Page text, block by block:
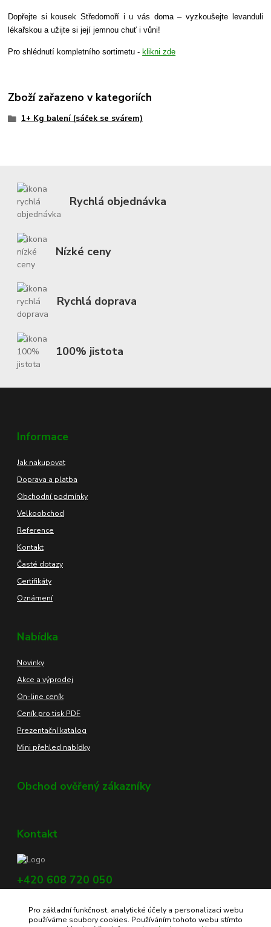
Dopřejte si kousek Středomoří i u vás doma – vyzkoušejte levanduli
lékařskou a užijte si její jemnou chuť i vůni!
Pro shlédnutí kompletního sortimetu - klikni zde
Zboží zařazeno v kategoriích
1+ Kg balení (sáček se svárem)
Rychlá objednávka
Nízké ceny
Rychlá doprava
100% jistota
Informace
Jak nakupovat
Doprava a platba
Obchodní podmínky
Velkoobchod
Reference
Kontakt
Časté dotazy
Certifikáty
Oznámení
Nabídka
Novinky
Akce a výprodej
On-line ceník
Ceník pro tisk PDF
Prezentační katalog
Mini přehled nabídky
Obchod ověřený zákazníky
Kontakt
+420 608 720 050
Využijte náš chat, vpravo dole na obrazovce.
info@profikoreni.cz
Pro základní funkčnost, analytické účely a personalizaci webu
používáme soubory cookies. Používáním tohoto webu stímto